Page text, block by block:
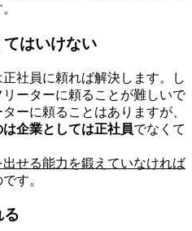
はいけない
社員に頼れば解決します。し
ーターに頼ることが難しいで
ーに頼ることはありますが、
企業としては正社員でなくて
せる能力を鍛えていなければ
す。
る